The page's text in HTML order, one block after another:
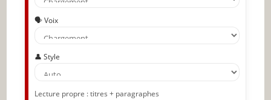
🗣️ Voix
👤 Style
Lecture propre : titres + paragraphes